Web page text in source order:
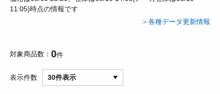
11:05)時点の情報です
＞各種データ更新情報
対象商品数 0件
表示件数 30件表示